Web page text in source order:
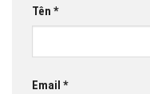
Tên *
Email *